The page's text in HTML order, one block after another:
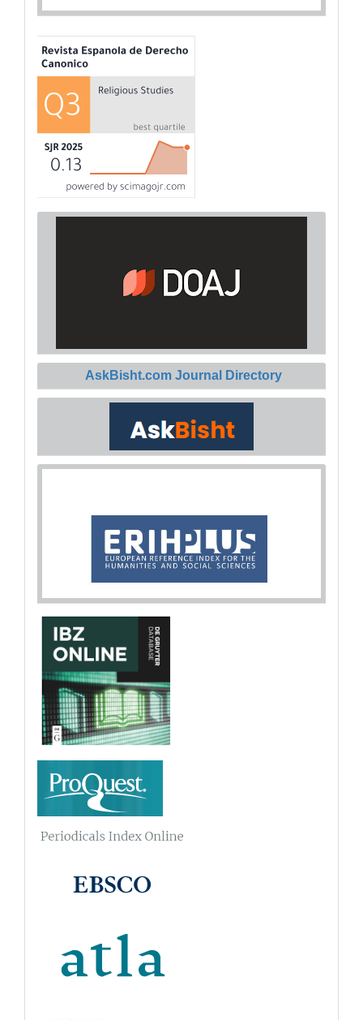
AskBisht.com Journal Directory